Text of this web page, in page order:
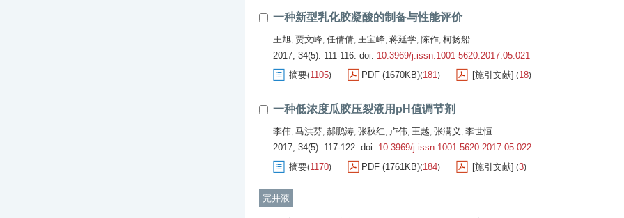
一种新型乳化胶凝酸的制备与性能评价
王旭, 贾文峰, 任倩倩, 王宝峰, 蒋廷学, 陈作, 柯扬船
2017, 34(5): 111-116. doi: 10.3969/j.issn.1001-5620.2017.05.021
摘要(1105) PDF (1670KB)(181) [施引文献] (18)
一种低浓度瓜胶压裂液用pH值调节剂
李伟, 马洪芬, 郝鹏涛, 张秋红, 卢伟, 王越, 张满义 , 李世恒
2017, 34(5): 117-122. doi: 10.3969/j.issn.1001-5620.2017.05.022
摘要(1170) PDF (1761KB)(184) [施引文献] (3)
完井液